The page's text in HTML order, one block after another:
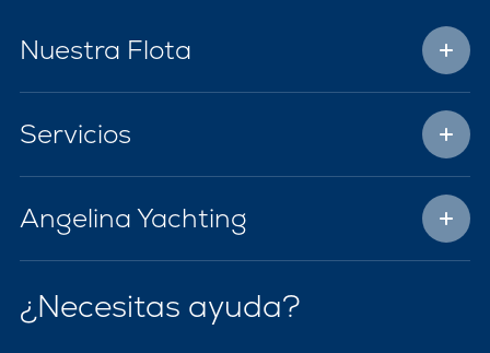
Nuestra Flota
Servicios
Angelina Yachting
¿Necesitas ayuda?